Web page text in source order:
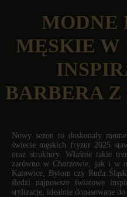
MODNE
MĘSKIE W
BARBERA
Nowy sezon to doskonały
świecie męskich fryzur 2025
oraz struktury. Właśnie takie
zarówno w Chorzowie, jak i w
Katowice, Bytom czy Ruda
śledzi najnowsze światowe
stylizacje, idealnie dopasowane